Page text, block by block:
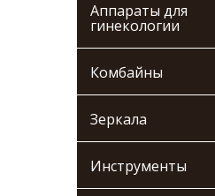
Аппараты для
гинекологии
Комбайны
Зеркала
Инструменты